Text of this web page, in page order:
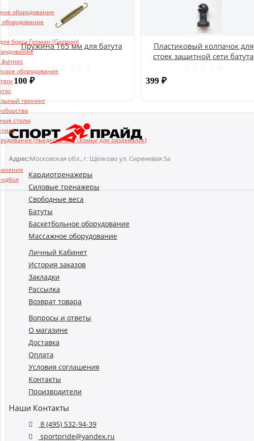
оборудование
бокса Герман (German)
фитнес
оборудование
тренинг
столы
(пьедесталы и скамьи для раздевалок)
Пружина 165 мм для батута
100 ₽
Пластиковый колпачок для
стоек защитной сети батута
399 ₽
Адрес:Московская обл., г. Щёлково ул. Сиреневая 5а
Кардиотренажеры
Силовые тренажеры
Свободные веса
Батуты
Баскетбольное оборудование
Массажное оборудование
Личный Кабинет
История заказов
Закладки
Рассылка
Возврат товара
Вопросы и ответы
О магазине
Доставка
Оплата
Условия соглашения
Контакты
Производители
Наши Контакты
8 (495) 532-94-39
sportpride@yandex.ru